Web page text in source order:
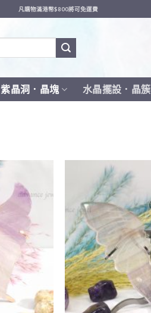
凡購物滿港幣$800將可免運費
紫晶洞．晶塊 水晶擺設．晶簇